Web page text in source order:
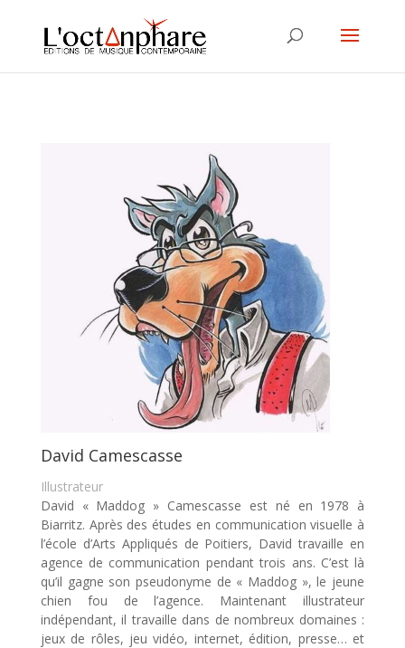
David Camescasse
Illustrateur
David « Maddog » Camescasse est né en 1978 à
Biarritz. Après des études en communication visuelle à
l’école d’Arts Appliqués de Poitiers, David travaille en
agence de communication pendant trois ans. C’est là
qu’il gagne son pseudonyme de « Maddog », le jeune
chien fou de l’agence. Maintenant illustrateur
indépendant, il travaille dans de nombreux domaines :
jeux de rôles, jeu vidéo, internet, édition, presse… et